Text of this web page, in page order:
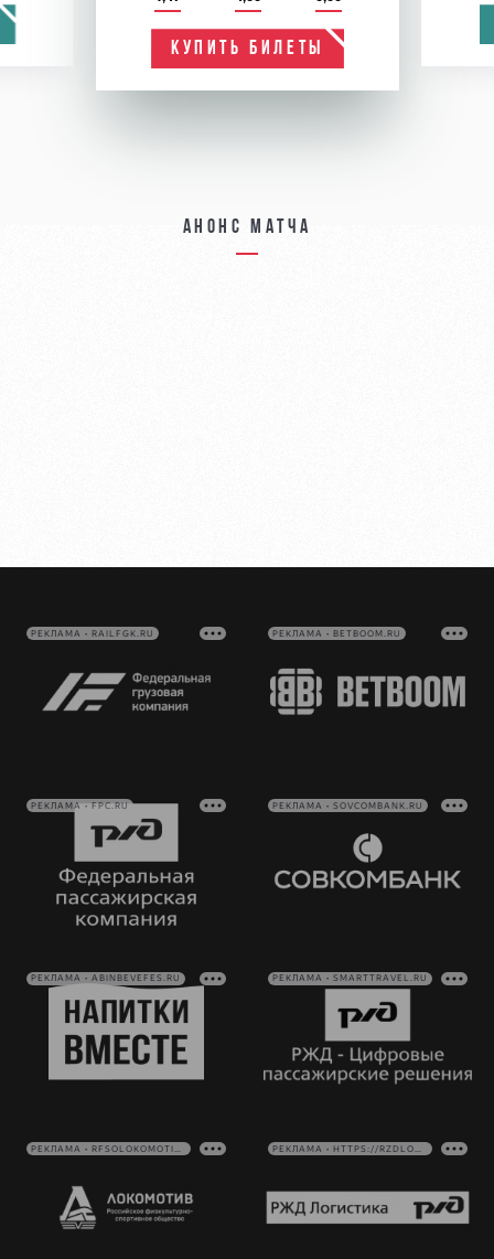
КУПИТЬ БИЛЕТЫ
Анонс матча
РЕКЛАМА • RAILFGK.RU РЕКЛАМА • BETBOOM.RU
РЕКЛАМА • FPC.RU РЕКЛАМА • SOVCOMBANK.RU
РЕКЛАМА • ABINBEVEFES.RU РЕКЛАМА • SMARTTRAVEL.RU
РЕКЛАМА • RFSOLOKOMOTIV.RU РЕКЛАМА • HTTPS://RZDLOG.RU/